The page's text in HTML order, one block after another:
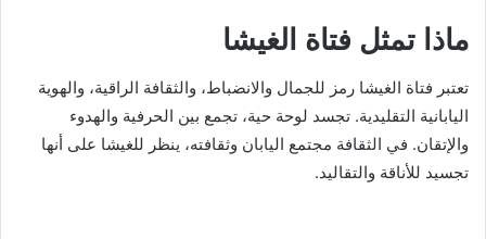
ماذا تمثل فتاة الغيشا
تعتبر فتاة الغيشا رمز للجمال والانضباط، والثقافة الراقية، والهوية
اليابانية التقليدية. تجسد لوحة حية، تجمع بين الحرفية والهدوء
والإتقان. في الثقافة مجتمع اليابان وثقافته، ينظر للغيشا على أنها
تجسيد للأناقة والتقاليد.